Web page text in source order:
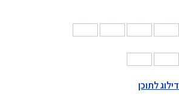
דילוג לתוכן